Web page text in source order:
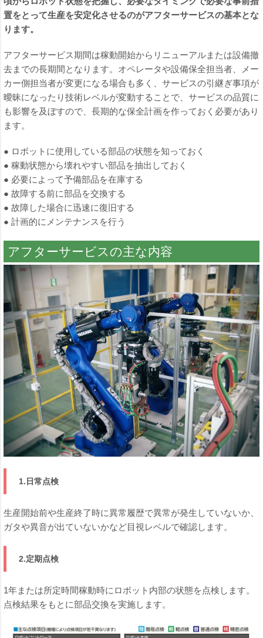
置をとって生産を安定化させるのがアフターサービスの基本とな
ります。
アフターサービス期間は稼動開始からリニューアルまたは設備撤
去までの長期間となります。オペレータや設備保全担当者、メー
カー側担当者が変更になる場合も多く、サービスの引継ぎ事項が
曖昧になったり技術レベルが変動することで、サービスの品質に
も影響を及ぼすので、長期的な保全計画を作っておく必要があり
ます。
● ロボットに使用している部品の状態を知っておく
● 稼動状態から壊れやすい部品を抽出しておく
● 必要によって予備部品を在庫する
● 故障する前に部品を交換する
● 故障した場合に迅速に復旧する
● 計画的にメンテナンスを行う
アフターサービスの主な内容
1.日常点検
生産開始前や生産終了時に異常履歴で異常が発生していないか、
ガタや異音が出ていないかなど目視レベルで確認します。
2.定期点検
1年または所定時間稼動時にロボット内部の状態を点検します。
点検結果をもとに部品交換を実施します。